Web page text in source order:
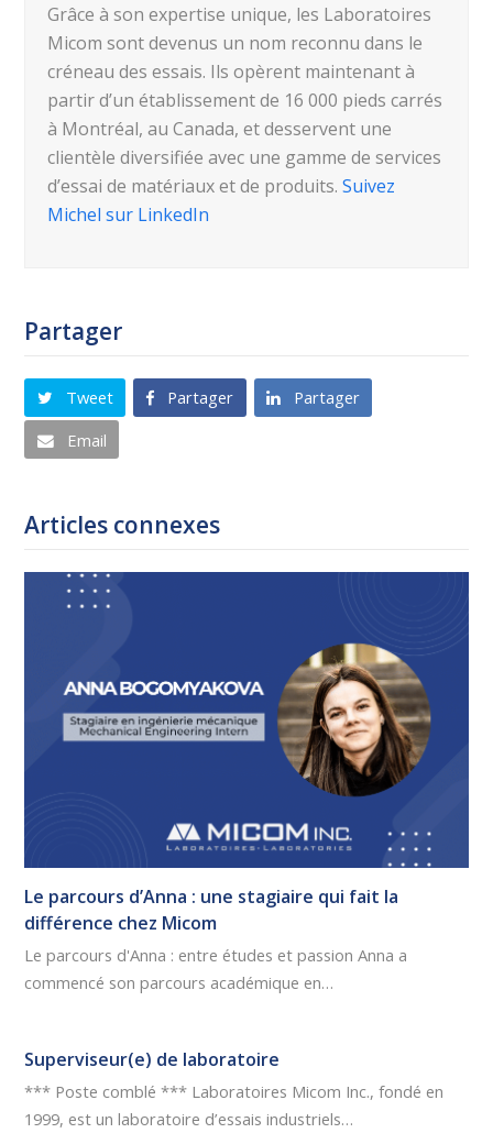
Partager
Tweet Partager
Partager
Email
Articles connexes
Le parcours d’Anna : une stagiaire qui fait la
différence chez Micom
Le parcours d'Anna : entre études et passion Anna a
commencé son parcours académique en…
Superviseur(e) de laboratoire
*** Poste comblé *** Laboratoires Micom Inc., fondé en
1999, est un laboratoire d’essais industriels…
Grâce à son expertise unique, les Laboratoires
Micom sont devenus un nom reconnu dans le
créneau des essais. Ils opèrent maintenant à
partir d’un établissement de 16 000 pieds carrés
à Montréal, au Canada, et desservent une
clientèle diversifiée avec une gamme de services
d’essai de matériaux et de produits.Suivez
Michel sur LinkedIn